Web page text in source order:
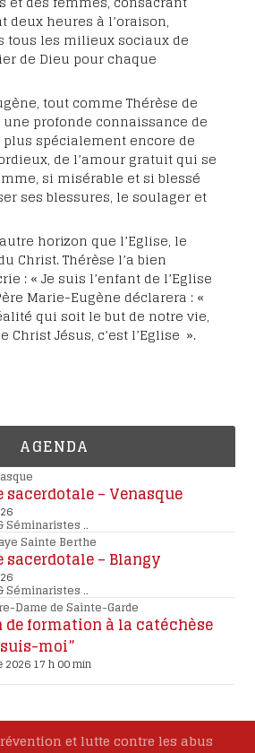
heures à l’oraison,
tous les milieux sociaux de
de Dieu pour chaque
tout comme Thérèse de
une profonde connaissance de
plus spécialement encore de
de l’amour gratuit qui se
si misérable et si blessé
ses blessures, le soulager et
horizon que l’Eglise, le
Christ. Thérèse l’a bien
: «Je suis l’enfant de l’Eglise
Marie-Eugène déclarera : «
qui soit le but de notre vie,
Christ Jésus, c’est l’Eglise ».
AGENDA
sacerdotale – Venasque
Séminaristes..
Sainte Berthe
sacerdotale – Blangy
Séminaristes..
Dame de Sainte-Garde
de formation à la catéchèse
moi”
17 h 00 min
et lutte contre les abus